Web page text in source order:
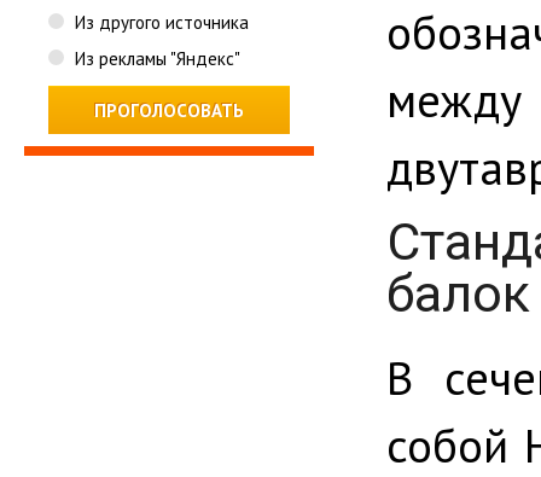
Из другого источника
Из рекламы "Яндекс"
между
балок
В
собой